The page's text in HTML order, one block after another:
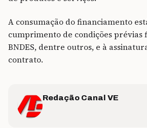
A consumação do financiamento
cumprimento de condições prévias
BNDES, dentre outros, e à
contrato.
Redação Canal VE